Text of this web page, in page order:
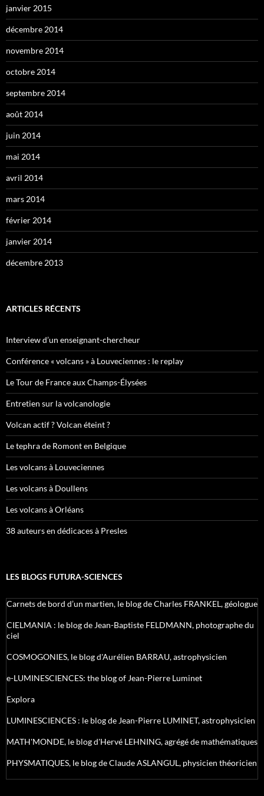
janvier 2015
décembre 2014
novembre 2014
octobre 2014
septembre 2014
août 2014
juin 2014
mai 2014
avril 2014
mars 2014
février 2014
janvier 2014
décembre 2013
ARTICLES RÉCENTS
Interview d’un enseignant-chercheur
Conférence « volcans » à Louveciennes : le replay
Le Tour de France aux Champs-Élysées
Entretien sur la volcanologie
Volcan actif ? Volcan éteint ?
Le tephra de Romont en Belgique
Les volcans à Louveciennes
Les volcans à Doullens
Les volcans à Orléans
38 auteurs en dédicaces à Presles
LES BLOGS FUTURA-SCIENCES
Carnets de bord d’un martien, le blog de Charles FRANKEL, géologue
CIELMANIA : le blog de Jean-Baptiste FELDMANN, photographe du
ciel
COSMOGONIES, le blog d'Aurélien BARRAU, astrophysicien
e-LUMINESCIENCES: the blog of Jean-Pierre Luminet
Explora
LUMINESCIENCES : le blog de Jean-Pierre LUMINET, astrophysicien
MATH'MONDE, le blog d'Hervé LEHNING, agrégé de mathématiques
PHYSMATIQUES, le blog de Claude ASLANGUL, physicien théoricien